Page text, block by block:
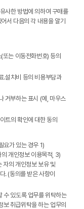
사한 방법에 의하여 구매를
서 다음의 각 내용을 알기
또는 이동전화번호) 등의
․설치비 등의 비용부담과
거부하는 표시 (예, 마우스
트의 확인에 대한 동의
요가 있는 경우 1)
개인정보 이용목적, 3)
자의 개인정보 보유 및
. (동의를 받은 사항이
수 있도록 업무를 위탁하는
취급위탁을 하는 업무의